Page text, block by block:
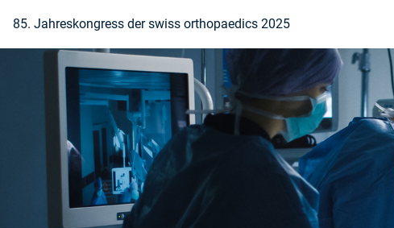
Zur Startseite
85. Jahreskongress der swiss orthopaedics 2025